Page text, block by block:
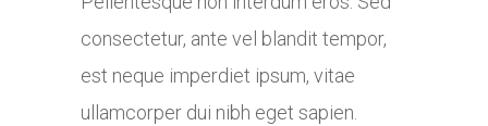
consectetur, ante vel blandit tempor,
est neque imperdiet ipsum, vitae
ullamcorper dui nibh eget sapien.